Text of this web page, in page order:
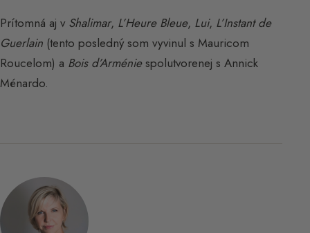
Prítomná aj v Shalimar, L’Heure Bleue, Lui, L’Instant de
Guerlain (tento posledný som vyvinul s Mauricom
Roucelom) a Bois d’Arméniespolutvorenej s Annick
Ménardo.